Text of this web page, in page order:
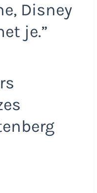
Disney
je.”